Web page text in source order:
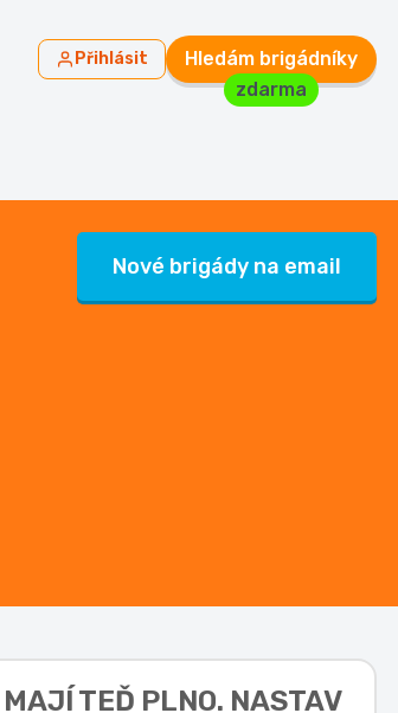
Přihlásit
Hledám brigádníky
zdarma
Nové brigády na email
MAJÍ TEĎ PLNO. NASTAV